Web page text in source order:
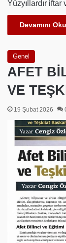
Yüzyıllardır
Devamını
Genel
AFET
VE
19 Şubat 2026